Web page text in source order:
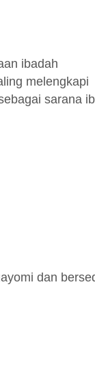
ibadah
melengkapi
sarana
dan